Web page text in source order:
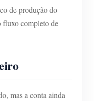
de produção do
fluxo completo de
mas a conta ainda